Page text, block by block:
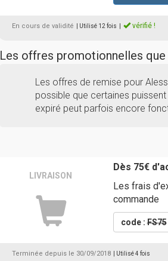
En cours de validité | Utilisé 12 fois vérifié !
Les offres promotionnelles que
Les offres de remise pour
possible que certaines
expiré peut parfois encore
LIVRAISON
Dès 75€
Les frais
commande
code :FS75
Terminée depuis le 30/09/2018 | Utilisé 4 fois